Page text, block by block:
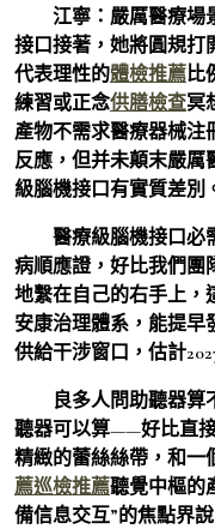
江寧：嚴厲醫療場
接口接著，她將圓規打
代表理性的體檢推薦比
練習或正念供膳檢查冥
產物不需求醫療器械注
反應，但并未顛末嚴厲
級腦機接口有實質差別
醫療級腦機接口必
病順應證，好比我們團
地繫在自己的右手上，
安康治理體系，能提早
供給干涉窗口，估計
良多人問助聽器算
聽器可以算——好比直
精緻的蕾絲絲帶，和一
薦巡檢推薦聽覺中樞的
備信息交互”的焦點界